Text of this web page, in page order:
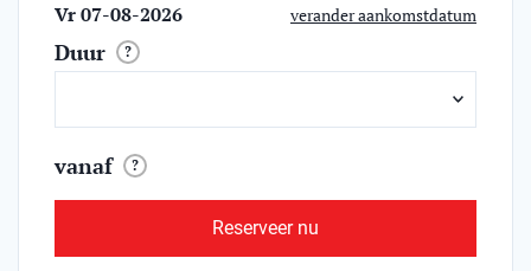
Vr 07-08-2026 verander aankomstdatum
Duur ?
vanaf ?
Reserveer nu